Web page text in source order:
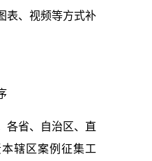
表、视频等方式补
各省、自治区、直
辖区案例征集工